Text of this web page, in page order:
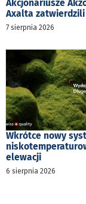
Akcjonariusze
Axalta
7 sierpnia 2026
Wkrótce nowy
elewacji
6 sierpnia 2026